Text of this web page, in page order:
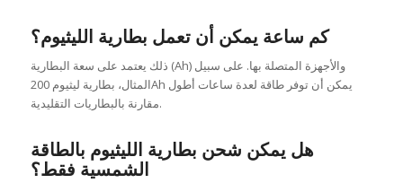
كم ساعة يمكن أن تعمل بطارية الليثيوم؟
ذلك يعتمد على سعة البطارية (Ah) والأجهزة المتصلة بها. على سبيل
المثال، بطارية ليثيوم 200Ah يمكن أن توفر طاقة لعدة ساعات أطول
مقارنة بالبطاريات التقليدية.
هل يمكن شحن بطارية الليثيوم بالطاقة
الشمسية فقط؟